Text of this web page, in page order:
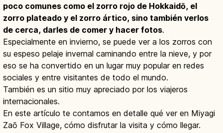
poco comunes como el zorro rojo de Hokkaidō, el
zorro plateado y el zorro ártico, sino también verlos
de cerca, darles de comer y hacer fotos.
Especialmente en invierno, se puede ver a los zorros con
su espeso pelaje invernal caminando entre la nieve, y por
eso se ha convertido en un lugar muy popular en redes
sociales y entre visitantes de todo el mundo.
También es un sitio muy apreciado por los viajeros
internacionales.
En este artículo te contamos en detalle qué ver en Miyagi
Zaō Fox Village, cómo disfrutar la visita y cómo llegar.